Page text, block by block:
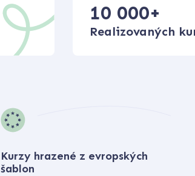
10 000+
Realizovaných
Kurzy hrazené z evropských
šablon